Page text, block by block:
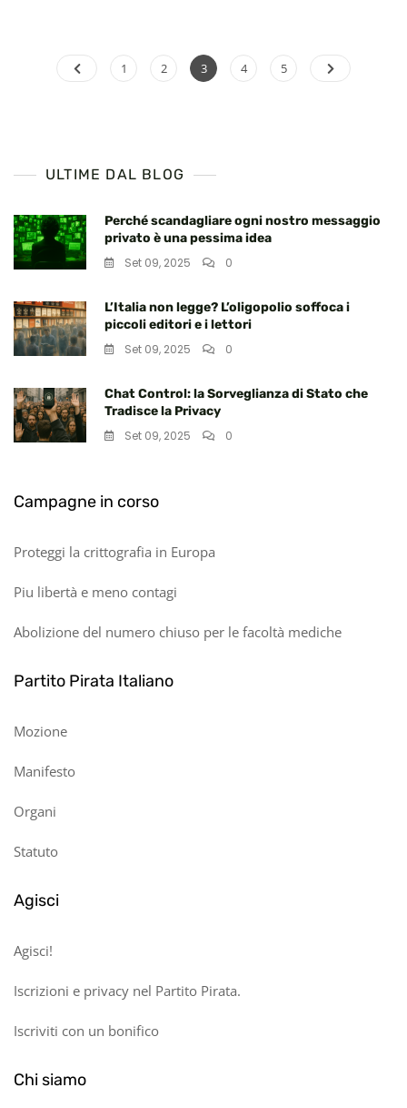
Vaccinale
Italiana
Paginazione
Page
1 Page
2 Page
3 Page
4 Page
5
ULTIME DAL BLOG
Perché scandagliare ogni nostro messaggio
privato è una pessima idea
Set 09, 2025
0
L’Italia non legge? L’oligopolio soffoca i
piccoli editori e i lettori
Set 09, 2025
0
Chat Control: la Sorveglianza di Stato che
Tradisce la Privacy
Set 09, 2025
0
Campagne in corso
Proteggi la crittografia in Europa
Piu libertà e meno contagi
Abolizione del numero chiuso per le facoltà mediche
Partito Pirata Italiano
Mozione
Manifesto
Organi
Statuto
Agisci
Agisci!
Iscrizioni e privacy nel Partito Pirata.
Iscriviti con un bonifico
Chi siamo